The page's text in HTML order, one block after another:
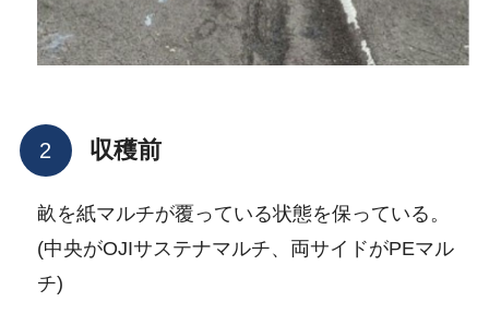
収穫前
畝を紙マルチが覆っている状態を保っている。
(中央がOJIサステナマルチ、両サイドがPEマル
チ)